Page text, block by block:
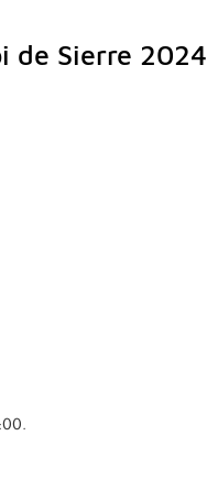
de Sierre 2024